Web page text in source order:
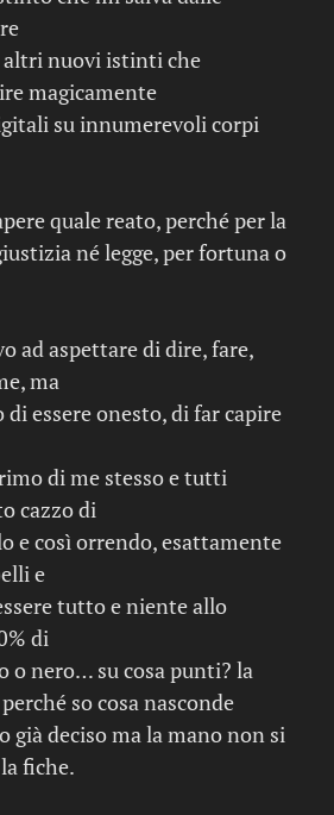
nuovi istinti che
magicamente
su innumerevoli corpi
quale reato, perché per la
né legge, per fortuna o
ad aspettare di dire, fare,
ma
di essere onesto, di far capire
di me stesso e tutti
cazzo di
e così orrendo, esattamente
e
tutto e niente allo
di
o nero… su cosa punti? la
so cosa nasconde
già deciso ma la mano non si
fiche.